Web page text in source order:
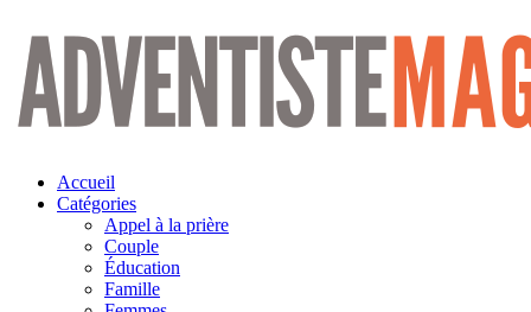
Aller
contenu
Accueil
Catégories
Appel à la prière
Couple
Éducation
Famille